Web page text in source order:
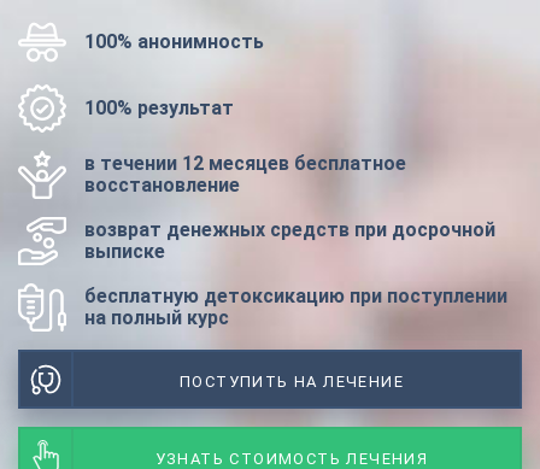
100% анонимность
100% результат
в течении 12 месяцев бесплатное
восстановление
возврат денежных средств при досрочной
выписке
бесплатную детоксикацию при поступлении
на полный курс
ПОСТУПИТЬ НА ЛЕЧЕНИЕ
УЗНАТЬ СТОИМОСТЬ ЛЕЧЕНИЯ